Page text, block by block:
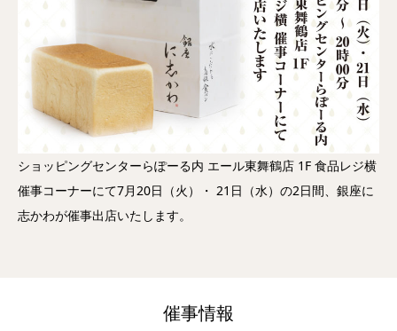
ショッピングセンターらぽーる内 エール東舞鶴店 1F 食品レジ横
催事コーナーにて7月20日（火）・ 21日（水）の2日間、銀座に
志かわが催事出店いたします。
催事情報